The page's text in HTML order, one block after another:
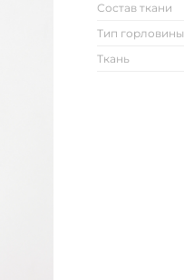
Состав ткани
Тип горловины
Ткань